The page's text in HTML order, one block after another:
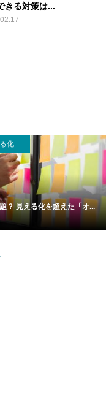
きる対策は...
化
？ 見える化を超えた「オ...